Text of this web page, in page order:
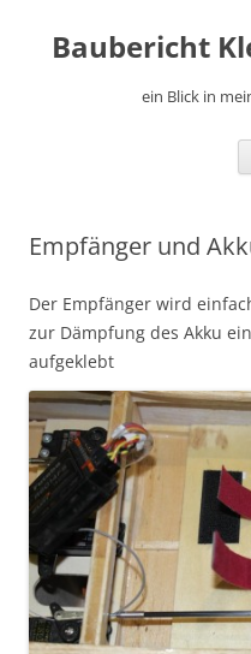
springen
Baubericht
ein Blick in
Empfänger und
Der Empfänger wird
zur Dämpfung des Akku
aufgeklebt